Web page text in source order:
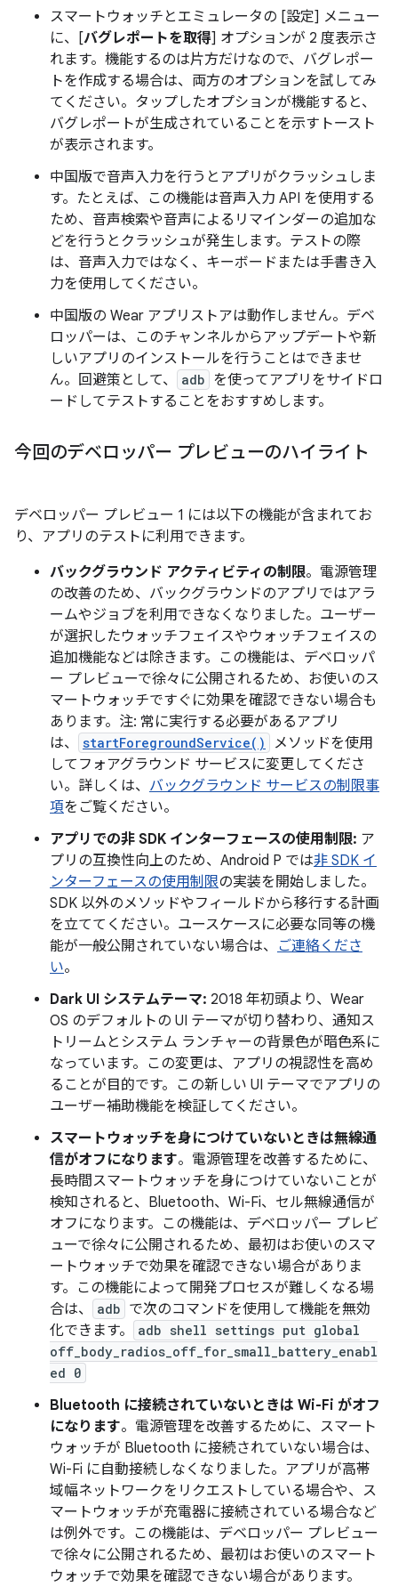
スマートウォッチとエミュレータの [設定] メニュー
に、[バグレポートを取得] オプションが 2 度表示さ
れます。機能するのは片方だけなので、バグレポー
トを作成する場合は、両方のオプションを試してみ
てください。タップしたオプションが機能すると、
バグレポートが生成されていることを示すトースト
が表示されます。
中国版で音声入力を行うとアプリがクラッシュしま
す。たとえば、この機能は音声入力 API を使用する
ため、音声検索や音声によるリマインダーの追加な
どを行うとクラッシュが発生します。テストの際
は、音声入力ではなく、キーボードまたは手書き入
力を使用してください。
中国版の Wear アプリストアは動作しません。デベ
ロッパーは、このチャンネルからアップデートや新
しいアプリのインストールを行うことはできませ
ん。回避策として、
adb を使ってアプリをサイドロ
ードしてテストすることをおすすめします。
今回のデベロッパー プレビューのハイライト
デベロッパー プレビュー 1 には以下の機能が含まれてお
り、アプリのテストに利用できます。
バックグラウンド アクティビティの制限。電源管理
の改善のため、バックグラウンドのアプリではアラ
ームやジョブを利用できなくなりました。ユーザー
が選択したウォッチフェイスやウォッチフェイスの
追加機能などは除きます。この機能は、デベロッパ
ー プレビューで徐々に公開されるため、お使いのス
マートウォッチですぐに効果を確認できない場合も
あります。注: 常に実行する必要があるアプリ
は、
startForegroundService()
メソッドを使用
してフォアグラウンド サービスに変更してくださ
い。詳しくは、 バックグラウンド サービスの制限事
項をご覧ください。
アプリでの非 SDK インターフェースの使用制限: ア
プリの互換性向上のため、Android P では非 SDK イ
ンターフェースの使用制限の実装を開始しました。
SDK 以外のメソッドやフィールドから移行する計画
を立ててください。ユースケースに必要な同等の機
能が一般公開されていない場合は、 ご連絡くださ
い。
Dark UI システムテーマ: 2018 年初頭より、Wear
OS のデフォルトの UI テーマが切り替わり、通知ス
トリームとシステム ランチャーの背景色が暗色系に
なっています。この変更は、アプリの視認性を高め
ることが目的です。この新しい UI テーマでアプリの
ユーザー補助機能を検証してください。
スマートウォッチを身につけていないときは無線通
信がオフになります。電源管理を改善するために、
長時間スマートウォッチを身につけていないことが
検知されると、Bluetooth、Wi-Fi、セル無線通信が
オフになります。この機能は、デベロッパー プレビ
ューで徐々に公開されるため、最初はお使いのスマ
ートウォッチで効果を確認できない場合がありま
す。この機能によって開発プロセスが難しくなる場
合は、
adb で次のコマンドを使用して機能を無効
化できます。
adb shell settings put global
off_body_radios_off_for_small_battery_enabl
ed 0
Bluetooth に接続されていないときは Wi-Fi がオフ
になります。電源管理を改善するために、スマート
ウォッチが Bluetooth に接続されていない場合は、
Wi-Fi に自動接続しなくなりました。アプリが高帯
域幅ネットワークをリクエストしている場合や、ス
マートウォッチが充電器に接続されている場合など
は例外です。この機能は、デベロッパー プレビュー
で徐々に公開されるため、最初はお使いのスマート
ウォッチで効果を確認できない場合があります。